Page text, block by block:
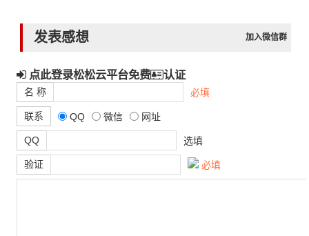
发表感想 加入微信群
点此登录松松云平台免费 认证
名 称 必填
联系 QQ 微信 网址
QQ 选填
验证 必填